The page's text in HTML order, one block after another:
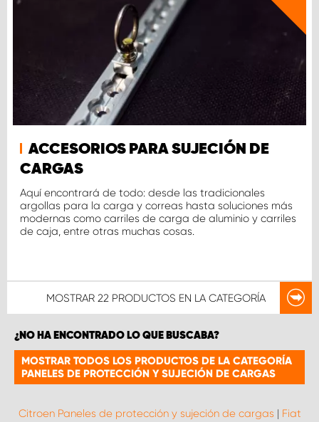
ACCESORIOS PARA SUJECIÓN DE
CARGAS
Aquí encontrará de todo: desde las tradicionales
argollas para la carga y correas hasta soluciones más
modernas como carriles de carga de aluminio y carriles
de caja, entre otras muchas cosas.
MOSTRAR 22 PRODUCTOS EN LA CATEGORÍA
¿NO HA ENCONTRADO LO QUE BUSCABA?
MOSTRAR TODOS LOS PRODUCTOS DE LA CATEGORÍA
PANELES DE PROTECCIÓN Y SUJECIÓN DE CARGAS
Citroen Paneles de protección y sujeción de cargas | Fiat